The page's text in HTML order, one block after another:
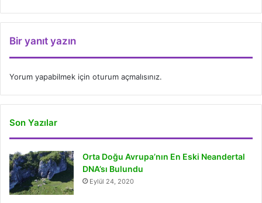
Bir yanıt yazın
Yorum yapabilmek için oturum açmalısınız.
Son Yazılar
Orta Doğu Avrupa’nın En Eski Neandertal
DNA’sı Bulundu
Eylül 24, 2020